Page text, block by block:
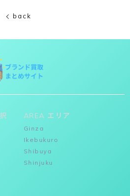
back
AREA エリア
Ginza
Ikebukuro
Shibuya
Shinjuku